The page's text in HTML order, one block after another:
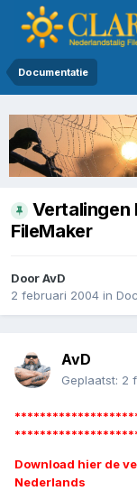
Documentatie
Vertalingen
FileMaker
DoorAvD
2 februari 2004 in
AvD
Geplaatst: 2
Download hier de
Nederlands